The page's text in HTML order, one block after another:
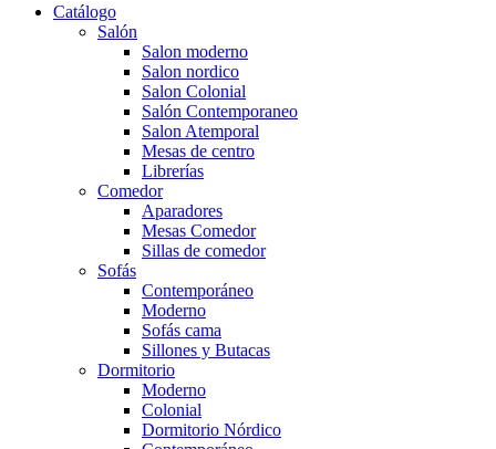
Catálogo
Salón
Salon moderno
Salon nordico
Salon Colonial
Salón Contemporaneo
Salon Atemporal
Mesas de centro
Librerías
Comedor
Aparadores
Mesas Comedor
Sillas de comedor
Sofás
Contemporáneo
Moderno
Sofás cama
Sillones y Butacas
Dormitorio
Moderno
Colonial
Dormitorio Nórdico